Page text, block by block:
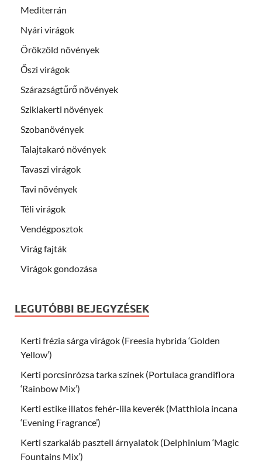
Mediterrán
Nyári virágok
Örökzöld növények
Őszi virágok
Szárazságtűrő növények
Sziklakerti növények
Szobanövények
Talajtakaró növények
Tavaszi virágok
Tavi növények
Téli virágok
Vendégposztok
Virág fajták
Virágok gondozása
LEGUTÓBBI BEJEGYZÉSEK
Kerti frézia sárga virágok (Freesia hybrida ‘Golden
Yellow’)
Kerti porcsinrózsa tarka színek (Portulaca grandiflora
‘Rainbow Mix’)
Kerti estike illatos fehér-lila keverék (Matthiola incana
‘Evening Fragrance’)
Kerti szarkaláb pasztell árnyalatok (Delphinium ‘Magic
Fountains Mix’)